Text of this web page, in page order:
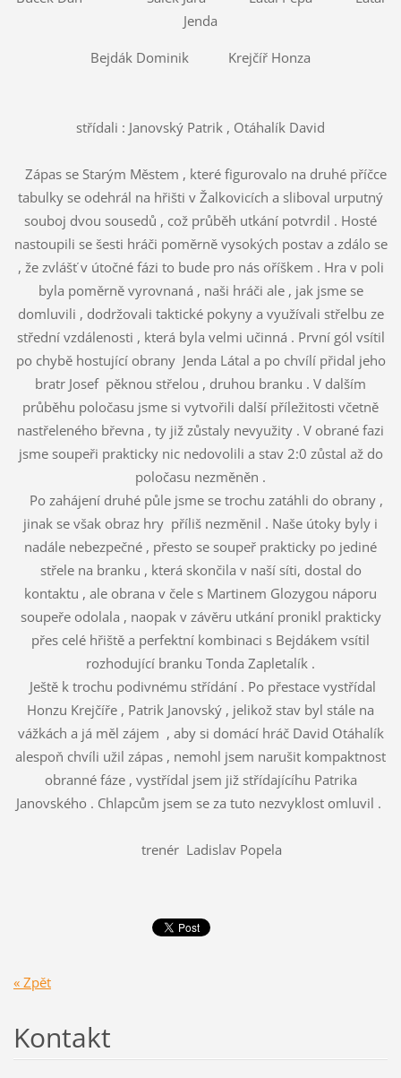
Jenda
Bejdák Dominik Krejčíř Honza
střídali : Janovský Patrik , Otáhalík David
Zápas se Starým Městem , které figurovalo na druhé příčce
tabulky se odehrál na hřišti v Žalkovicích a sliboval urputný
souboj dvou sousedů , což průběh utkání potvrdil . Hosté
nastoupili se šesti hráči poměrně vysokých postav a zdálo se
, že zvlášť v útočné fázi to bude pro nás oříškem . Hra v poli
byla poměrně vyrovnaná , naši hráči ale , jak jsme se
domluvili , dodržovali taktické pokyny a využívali střelbu ze
střední vzdálenosti , která byla velmi učinná . První gól vsítil
po chybě hostující obrany Jenda Látal a po chvílí přidal jeho
bratr Josef pěknou střelou , druhou branku . V dalším
průběhu poločasu jsme si vytvořili další příležitosti včetně
nastřeleného břevna , ty již zůstaly nevyužity . V obrané fazi
jsme soupeři prakticky nic nedovolili a stav 2:0 zůstal až do
poločasu nezměněn .
Po zahájení druhé půle jsme se trochu zatáhli do obrany ,
jinak se však obraz hry příliš nezměnil . Naše útoky byly i
nadále nebezpečné , přesto se soupeř prakticky po jediné
střele na branku , která skončila v naší síti, dostal do
kontaktu , ale obrana v čele s Martinem Glozygou náporu
soupeře odolala , naopak v závěru utkání pronikl prakticky
přes celé hřiště a perfektní kombinaci s Bejdákem vsítil
rozhodující branku Tonda Zapletalík .
Ještě k trochu podivnému střídání . Po přestace vystřídal
Honzu Krejčíře , Patrik Janovský , jelikož stav byl stále na
vážkách a já měl zájem , aby si domácí hráč David Otáhalík
alespoň chvíli užil zápas , nemohl jsem narušit kompaktnost
obranné fáze , vystřídal jsem již střídajícíhu Patrika
Janovského . Chlapcům jsem se za tuto nezvyklost omluvil .
trenér Ladislav Popela
« Zpět
Kontakt